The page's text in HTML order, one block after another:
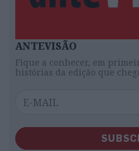
ANTEVISÃO
Fique a conhecer, em
histórias da edição que